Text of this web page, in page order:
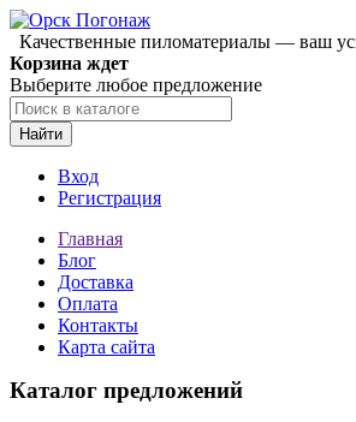
Качественные пиломатериалы — ваш
Корзина ждет
Выберите любое предложение
Найти
Вход
Регистрация
Главная
Блог
Доставка
Оплата
Контакты
Карта сайта
Каталог предложений